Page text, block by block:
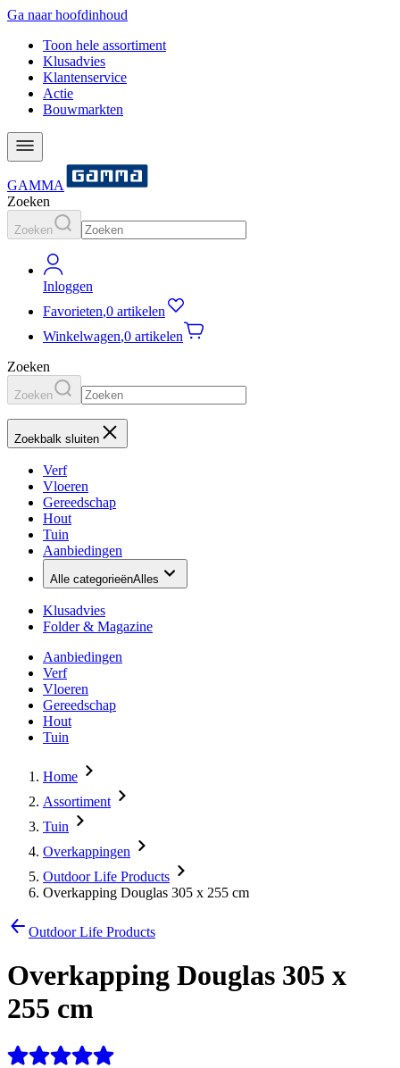
Ga naar hoofdinhoud
Toon hele assortiment
Klusadvies
Klantenservice
Actie
Bouwmarkten
GAMMA
Zoeken
Zoeken
Inloggen
Favorieten,0 artikelen
Winkelwagen,0 artikelen
Zoeken
Zoeken
Zoekbalk sluiten
Verf
Vloeren
Gereedschap
Hout
Tuin
Aanbiedingen
Alle categorieënAlles
Klusadvies
Folder & Magazine
Aanbiedingen
Verf
Vloeren
Gereedschap
Hout
Tuin
Home
Assortiment
Tuin
Overkappingen
Outdoor Life Products
Overkapping Douglas 305 x 255 cm
Outdoor Life Products
Overkapping Douglas 305 x
255 cm